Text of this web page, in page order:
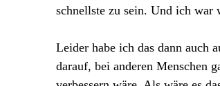
schnellste zu sein. Und ich
Leider habe ich das dann auch
darauf, bei anderen Menschen